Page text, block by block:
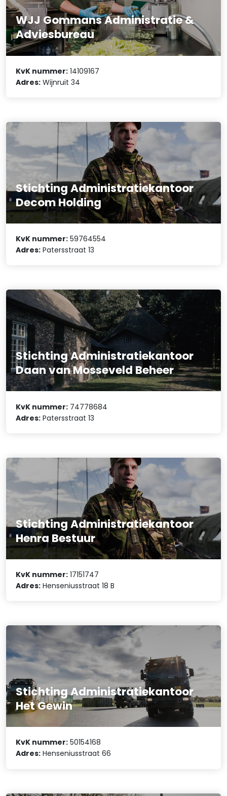
WJJ Gommans Administratie &
Adviesbureau
KvK nummer: 14109167
Adres: Wijnruit 34
Stichting Administratiekantoor
Decom Holding
KvK nummer: 59764554
Adres: Patersstraat 13
Stichting Administratiekantoor
Daan van Mosseveld Beheer
KvK nummer: 74778684
Adres: Patersstraat 13
Stichting Administratiekantoor
Henra Bestuur
KvK nummer: 17151747
Adres: Henseniusstraat 18 B
Stichting Administratiekantoor
Het Gewin
KvK nummer: 50154168
Adres: Henseniusstraat 66